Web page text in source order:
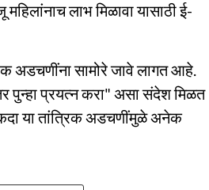
लाभ मिळावा यासाठी ई-
अडचणींना सामोरे जावे लागत आहे.
पुन्हा प्रयत्न करा" असा संदेश मिळत
या तांत्रिक अडचणींमुळे अनेक